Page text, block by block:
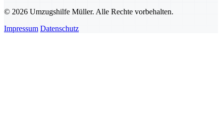
© 2026 Umzugshilfe Müller. Alle Rechte vorbehalten.
Impressum Datenschutz